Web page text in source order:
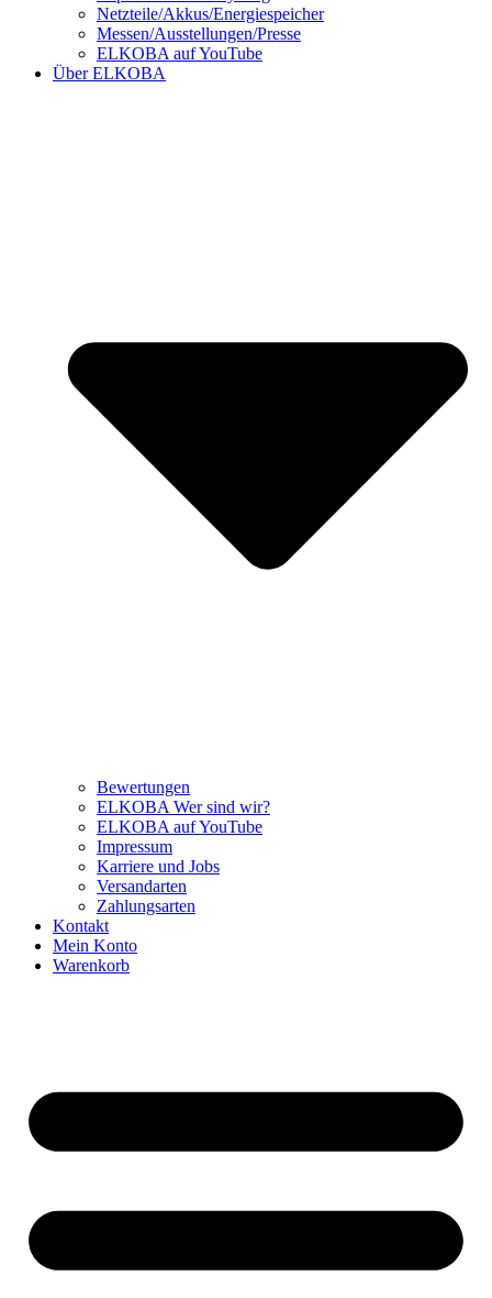
Netzteile/Akkus/Energiespeicher
Messen/Ausstellungen/Presse
ELKOBA auf YouTube
Über ELKOBA
Bewertungen
ELKOBA Wer sind wir?
ELKOBA auf YouTube
Impressum
Karriere und Jobs
Versandarten
Zahlungsarten
Kontakt
Mein Konto
Warenkorb